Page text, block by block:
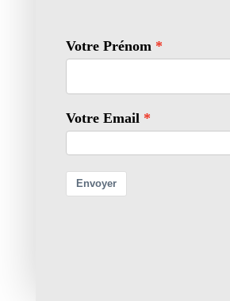
obligatoires sont indiqués avec